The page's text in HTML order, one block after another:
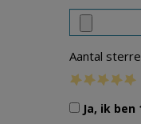
Aantal
Ja, ik